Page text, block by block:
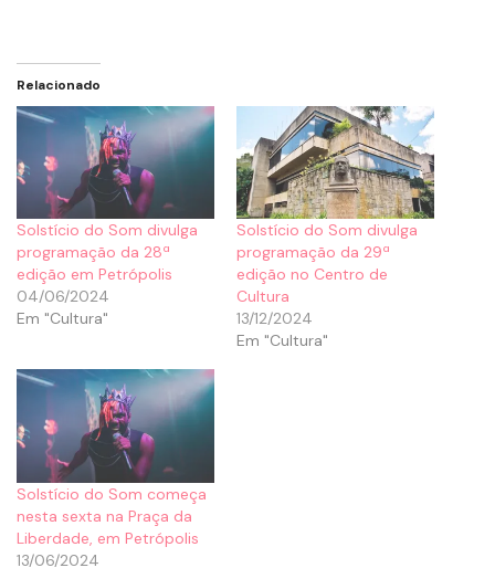
Relacionado
Solstício do Som divulga
programação da 28ª
edição em Petrópolis
04/06/2024
Em "Cultura"
Solstício do Som divulga
programação da 29ª
edição no Centro de
Cultura
13/12/2024
Em "Cultura"
Solstício do Som começa
nesta sexta na Praça da
Liberdade, em Petrópolis
13/06/2024